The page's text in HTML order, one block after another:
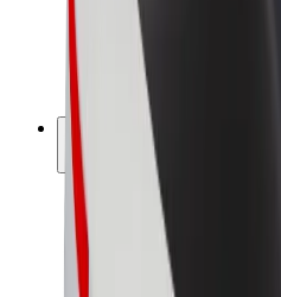
„Bolt for Business“
El. dviračiai
„Bolt Plus“
Užsidirbkite su „Bolt“
Vairuotojai
Vairuotojo pajamos
Kurjeriai